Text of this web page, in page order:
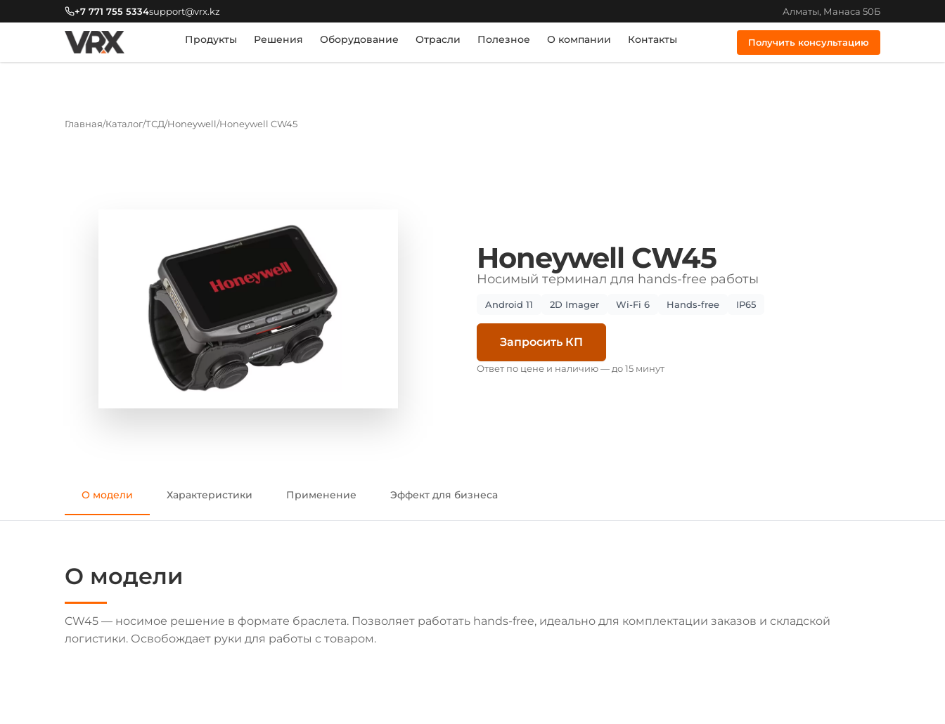
+7 771 755 5334support@vrx.kz Алматы, Манаса 50Б
Продукты Решения Оборудование Отрасли Полезное О компании Контакты Получить консультацию
Главная Каталог ТСД Honeywell Honeywell CW45
Honeywell CW45
Носимый терминал для hands-free работы
Android 11 2D Imager Wi-Fi 6 Hands-free IP65
Запросить КП
Ответ по цене и наличию — до 15 минут
О модели Характеристики Применение Эффект для бизнеса
О модели
CW45 — носимое решение в формате браслета. Позволяет работать hands-free, идеально для комплектации заказов и складской
логистики. Освобождает руки для работы с товаром.